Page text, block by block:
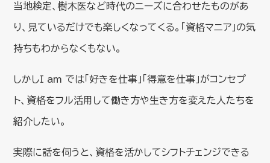
当地検定、樹木医など時代のニーズに合わせたものがあ
り、見ているだけでも楽しくなってくる。「資格マニア」の気
持ちもわからなくもない。
しかしI am では「好きを仕事」「得意を仕事」がコンセプ
ト、資格をフル活用して働き方や生き方を変えた人たちを
紹介したい。
実際に話を伺うと、資格を活かしてシフトチェンジできる